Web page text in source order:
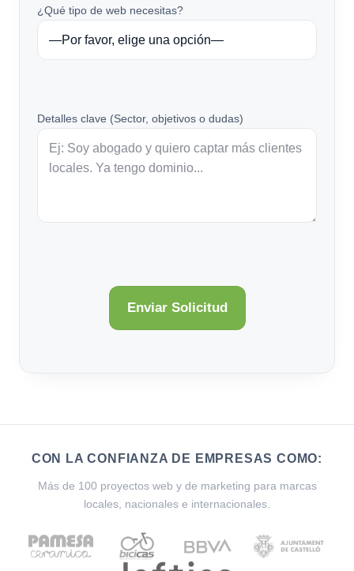
¿Qué tipo de web necesitas?
Detalles clave (Sector, objetivos o dudas)
CON LA CONFIANZA DE EMPRESAS COMO:
Más de 100 proyectos web y de marketing para marcas
locales, nacionales e internacionales.